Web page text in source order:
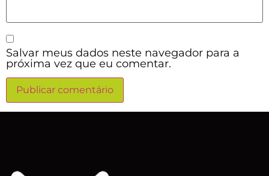
Salvar meus dados neste navegador para a
próxima vez que eu comentar.